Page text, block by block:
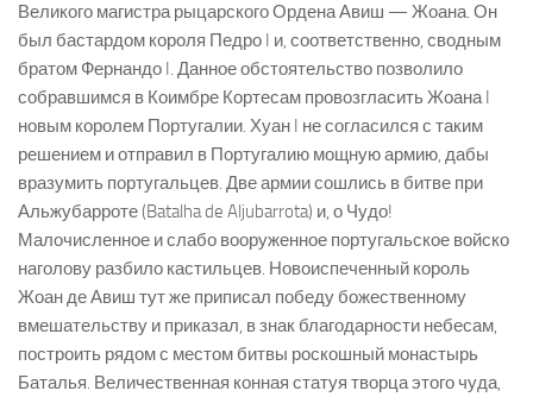
Великого магистра рыцарского Ордена Авиш — Жоана. Он
был бастардом короля Педро I и, соответственно, сводным
братом Фернандо I. Данное обстоятельство позволило
собравшимся в Коимбре Кортесам провозгласить Жоана I
новым королем Португалии. Хуан I не согласился с таким
решением и отправил в Португалию мощную армию, дабы
вразумить португальцев. Две армии сошлись в битве при
Альжубарроте (Batalha de Aljubarrota) и, о Чудо!
Малочисленное и слабо вооруженное португальское войско
наголову разбило кастильцев. Новоиспеченный король
Жоан де Авиш тут же приписал победу божественному
вмешательству и приказал, в знак благодарности небесам,
построить рядом с местом битвы роскошный монастырь
Баталья. Величественная конная статуя творца этого чуда,